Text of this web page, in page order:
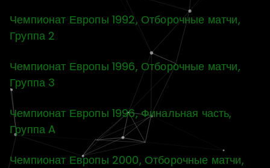
Чемпионат Европы 1992, Отборочные матчи,
Группа 2
Чемпионат Европы 1996, Отборочные матчи,
Группа 3
Чемпионат Европы 1996, Финальная часть,
Группа A
Чемпионат Европы 2000, Отборочные матчи,